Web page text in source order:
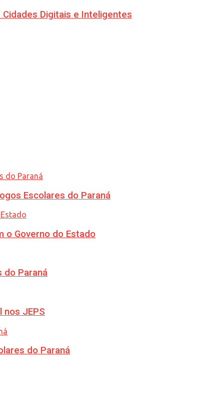
Digitais e Inteligentes
Escolares do Paraná
o Governo do Estado
do Paraná
JEPS
do Paraná